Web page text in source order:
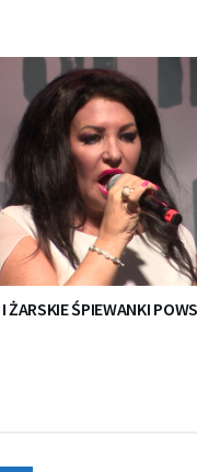
ŻARSKIE ŚPIEWANKI